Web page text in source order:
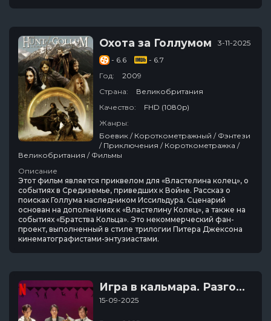
Охота за Голлумом
3-11-2025
- 6.6
- 6.7
Год:
2009
Страна:
Великобритания
Качество:
FHD (1080p)
Жанры:
Боевик / Короткометражный / Фэнтези
/ Приключения / Короткометражка /
Великобритания / Фильмы
Описание
Этот фильм является приквелом для «Властелина колец», о
событиях в Средиземье, приведших к Войне. Рассказ о
поиcках Голлума наследником Иссильдура. Сценарий
основан на дополнениях к «Властелину Колец», а также на
событиях «Братства Кольца». Это некоммерческий фан-
проект, выполненный в стиле трилогии Питера Джексона
кинематографистами-энтузиастами.
Игра в кальмара. Разговоры за кадром
15-09-2025